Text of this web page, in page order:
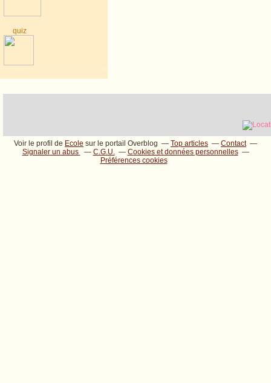
quiz
Voir le profil de Ecole sur le portail Overblog Top articles
Contact
Signaler un abus
C.G.U.
Cookies et données personnelles
Préférences cookies